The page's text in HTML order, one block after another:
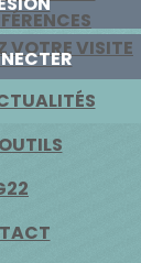
VOTRE VISITE